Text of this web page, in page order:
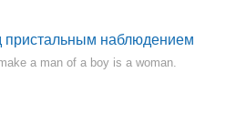
пристальным наблюдением
a man of a boy is a woman.